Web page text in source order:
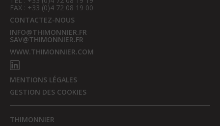
FAX : +33 (0)4 72 08 19 00
CONTACTEZ-NOUS
INFO@THIMONNIER.FR
SAV@THIMONNIER.FR
WWW.THIMONNIER.COM
MENTIONS LÉGALES
GESTION DES COOKIES
THIMONNIER